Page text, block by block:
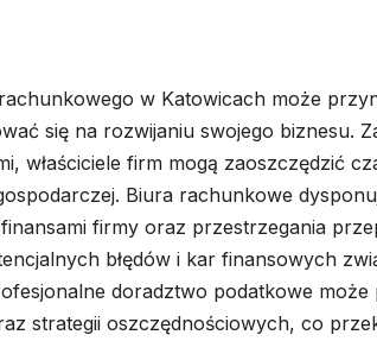
w Katowicach może
się na rozwijaniu swojego biznesu.
właściciele firm mogą zaoszczędzić
Biura rachunkowe
firmy oraz przestrzegania
błędów i kar finansowych
doradztwo podatkowe
strategii oszczędnościowych, co